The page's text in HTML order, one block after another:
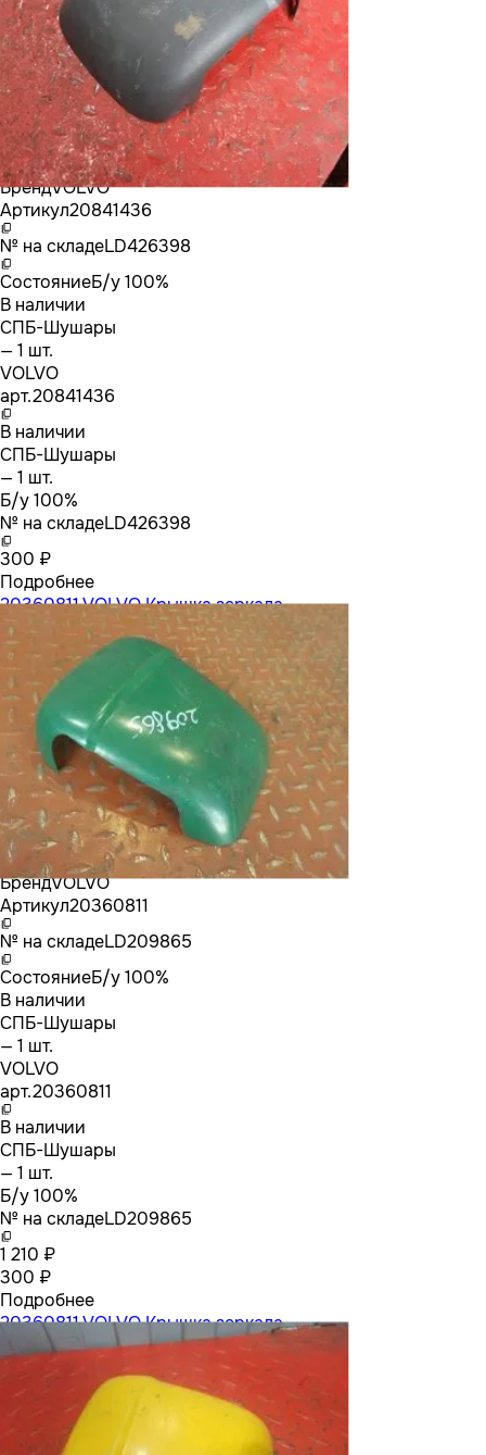
БрендVOLVO
Артикул20841436
№ на складеLD426398
СостояниеБ/у 100%
В наличии
СПБ-Шушары
— 1 шт.
VOLVO
арт.20841436
В наличии
СПБ-Шушары
— 1 шт.
Б/у 100%
№ на складеLD426398
300 ₽
Подробнее
20360811 VOLVO Крышка зеркала
БрендVOLVO
Артикул20360811
№ на складеLD209865
СостояниеБ/у 100%
В наличии
СПБ-Шушары
— 1 шт.
VOLVO
арт.20360811
В наличии
СПБ-Шушары
— 1 шт.
Б/у 100%
№ на складеLD209865
1 210 ₽
300 ₽
Подробнее
20360811 VOLVO Крышка зеркала